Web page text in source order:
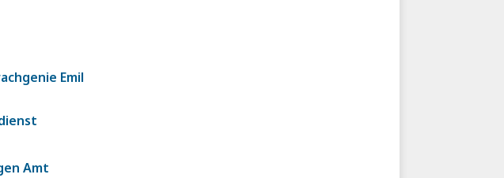
Emil
Amt